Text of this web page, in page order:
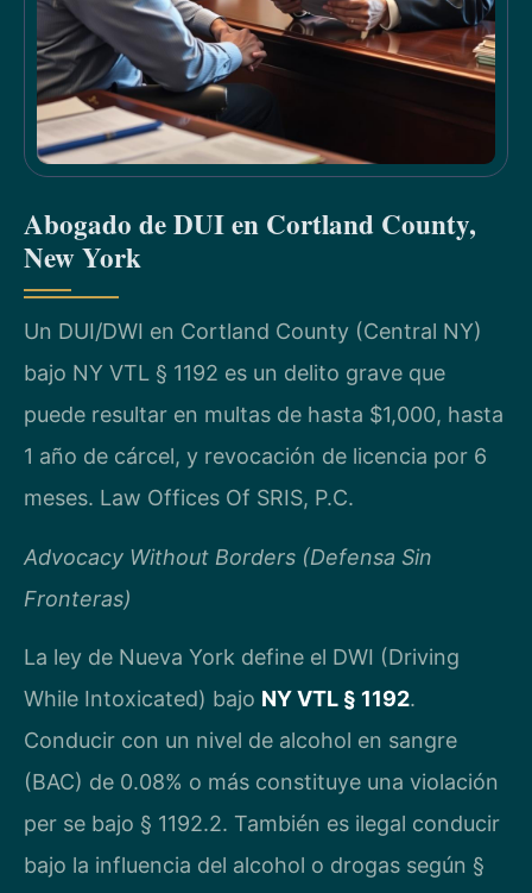
Abogado de DUI en Cortland County,
New York
Un DUI/DWI en Cortland County (Central NY)
bajo NY VTL § 1192 es un delito grave que
puede resultar en multas de hasta $1,000, hasta
1 año de cárcel, y revocación de licencia por 6
meses. Law Offices Of SRIS, P.C.
Advocacy Without Borders (Defensa Sin
Fronteras)
La ley de Nueva York define el DWI (Driving
While Intoxicated) bajo NY VTL § 1192.
Conducir con un nivel de alcohol en sangre
(BAC) de 0.08% o más constituye una violación
per se bajo § 1192.2. También es ilegal conducir
bajo la influencia del alcohol o drogas según §